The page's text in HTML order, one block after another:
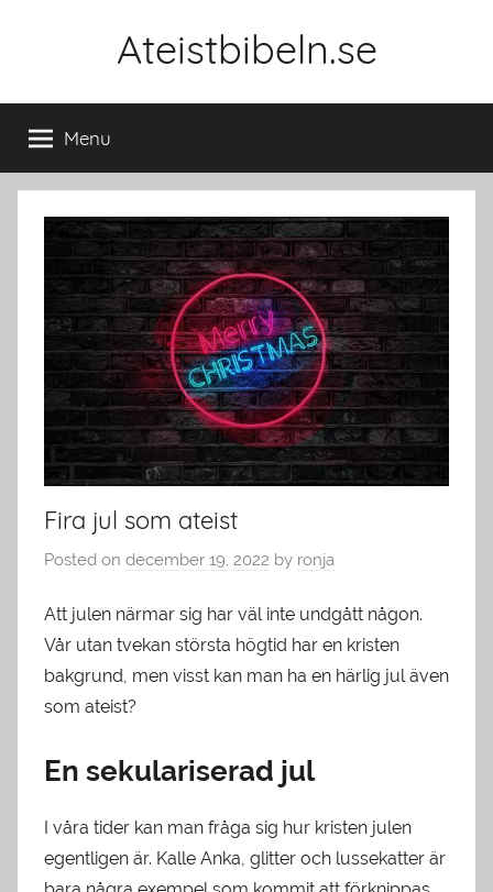
Ateistbibeln.se
Menu
Fira jul som ateist
Posted on december 19, 2022 by ronja
Att julen närmar sig har väl inte undgått någon.
Vår utan tvekan största högtid har en kristen
bakgrund, men visst kan man ha en härlig jul även
som ateist?
En sekulariserad jul
I våra tider kan man fråga sig hur kristen julen
egentligen är. Kalle Anka, glitter och lussekatter är